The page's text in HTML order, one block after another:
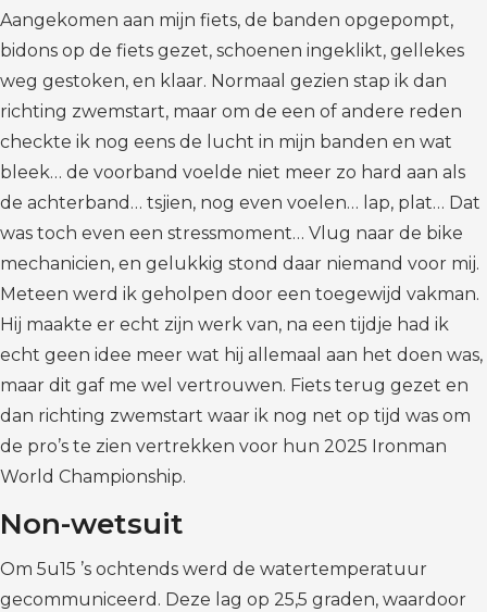
Aangekomen aan mijn fiets, de banden opgepompt,
bidons op de fiets gezet, schoenen ingeklikt, gellekes
weg gestoken, en klaar. Normaal gezien stap ik dan
richting zwemstart, maar om de een of andere reden
checkte ik nog eens de lucht in mijn banden en wat
bleek… de voorband voelde niet meer zo hard aan als
de achterband… tsjien, nog even voelen… lap, plat… Dat
was toch even een stressmoment… Vlug naar de bike
mechanicien, en gelukkig stond daar niemand voor mij.
Meteen werd ik geholpen door een toegewijd vakman.
Hij maakte er echt zijn werk van, na een tijdje had ik
echt geen idee meer wat hij allemaal aan het doen was,
maar dit gaf me wel vertrouwen. Fiets terug gezet en
dan richting zwemstart waar ik nog net op tijd was om
de pro’s te zien vertrekken voor hun 2025 Ironman
World Championship.
Non-wetsuit
Om 5u15 ’s ochtends werd de watertemperatuur
gecommuniceerd. Deze lag op 25,5 graden, waardoor